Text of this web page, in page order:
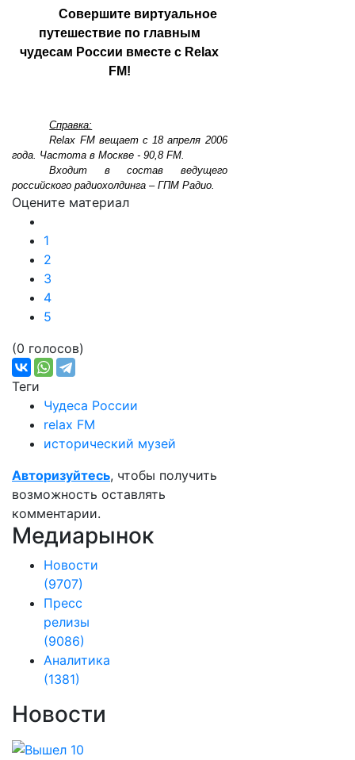
Совершите виртуальное
путешествие по главным
чудесам России вместе с Relax
FM!
Справка:
Relax FM вещает с 18 апреля 2006
года. Частота в Москве - 90,8 FM.
Входит в состав ведущего
российского радиохолдинга – ГПМ Радио.
Оцените материал
1
2
3
4
5
(0 голосов)
Теги
Чудеса России
relax FM
исторический музей
Авторизуйтесь, чтобы получить
возможность оставлять
комментарии.
Медиарынок
Новости
(9707)
Пресс
релизы
(9086)
Аналитика
(1381)
Новости